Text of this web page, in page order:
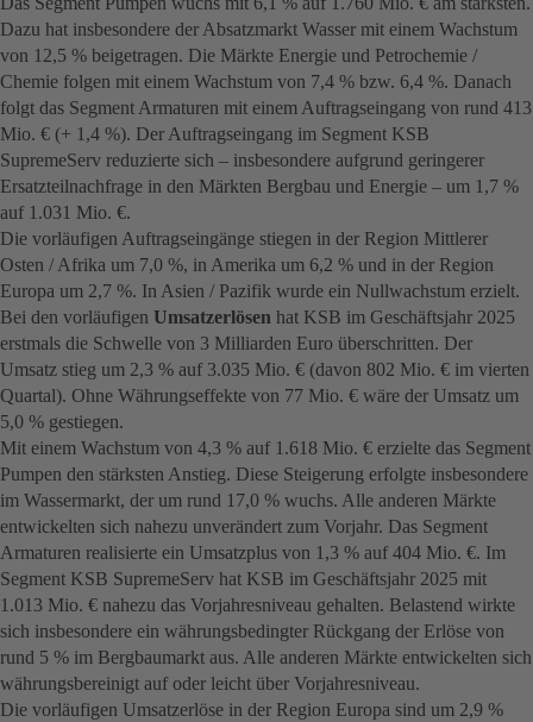
Dazu hat insbesondere der Absatzmarkt Wasser mit einem Wachstum
von 12,5 % beigetragen. Die Märkte Energie und Petrochemie /
Chemie folgen mit einem Wachstum von 7,4 % bzw. 6,4 %. Danach
folgt das Segment Armaturen mit einem Auftragseingang von rund 413
Mio. € (+ 1,4 %). Der Auftragseingang im Segment KSB
SupremeServ reduzierte sich – insbesondere aufgrund geringerer
Ersatzteilnachfrage in den Märkten Bergbau und Energie – um 1,7 %
auf 1.031 Mio. €.
Die vorläufigen Auftragseingänge stiegen in der Region Mittlerer
Osten / Afrika um 7,0 %, in Amerika um 6,2 % und in der Region
Europa um 2,7 %. In Asien / Pazifik wurde ein Nullwachstum erzielt.
Bei den vorläufigen Umsatzerlösen hat KSB im Geschäftsjahr 2025
erstmals die Schwelle von 3 Milliarden Euro überschritten. Der
Umsatz stieg um 2,3 % auf 3.035 Mio. € (davon 802 Mio. € im vierten
Quartal). Ohne Währungseffekte von 77 Mio. € wäre der Umsatz um
5,0 % gestiegen.
Mit einem Wachstum von 4,3 % auf 1.618 Mio. € erzielte das Segment
Pumpen den stärksten Anstieg. Diese Steigerung erfolgte insbesondere
im Wassermarkt, der um rund 17,0 % wuchs. Alle anderen Märkte
entwickelten sich nahezu unverändert zum Vorjahr. Das Segment
Armaturen realisierte ein Umsatzplus von 1,3 % auf 404 Mio. €. Im
Segment KSB SupremeServ hat KSB im Geschäftsjahr 2025 mit
1.013 Mio. € nahezu das Vorjahresniveau gehalten. Belastend wirkte
sich insbesondere ein währungsbedingter Rückgang der Erlöse von
rund 5 % im Bergbaumarkt aus. Alle anderen Märkte entwickelten sich
währungsbereinigt auf oder leicht über Vorjahresniveau.
Die vorläufigen Umsatzerlöse in der Region Europa sind um 2,9 %